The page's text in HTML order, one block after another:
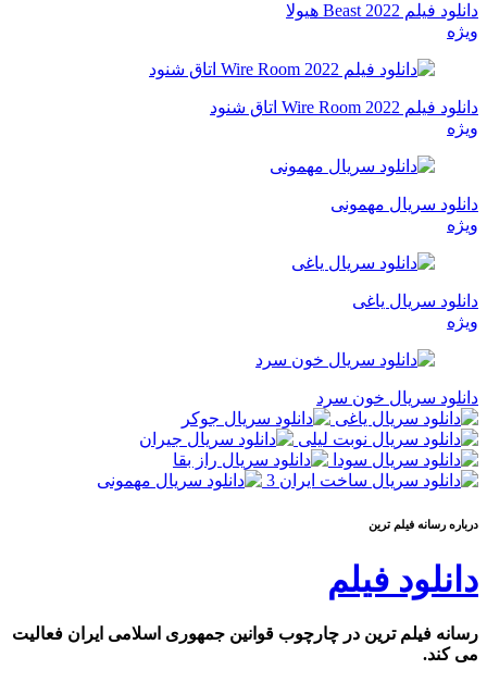
دانلود فیلم Beast 2022 هیولا
ویژه
دانلود فیلم Wire Room 2022 اتاق شنود
ویژه
دانلود سریال مهمونی
ویژه
دانلود سریال یاغی
ویژه
دانلود سریال خون سرد
درباره رسانه فيلم ترين
دانلود فیلم
رسانه فیلم ترین در چارچوب قوانین جمهوری اسلامی ایران فعالیت
می کند.